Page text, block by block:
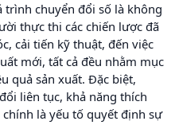
trình chuyển đổi số là không
thực thi các chiến lược đã
cải tiến kỹ thuật, đến việc
mới, tất cả đều nhằm mục
quả sản xuất. Đặc biệt,
liên tục, khả năng thích
là yếu tố quyết định sự